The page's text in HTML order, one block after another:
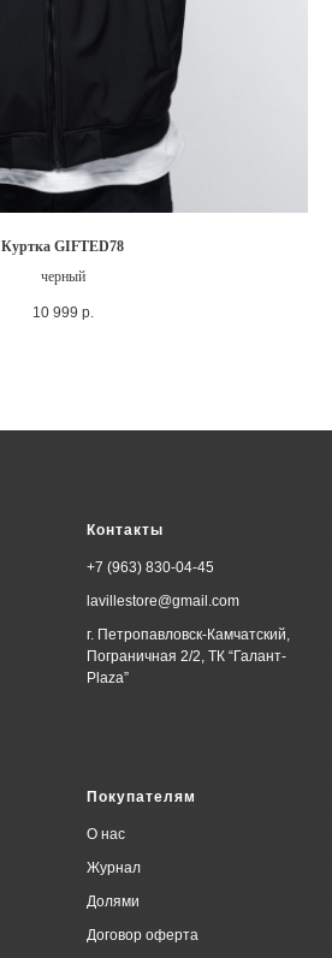
Куртка GIFTED78
черный
10 999 р.
Контакты
+7 (963) 830-04-45
lavillestore@gmail.com
г. Петропавловск-Камчатский,
Пограничная 2/2, ТК “Галант-
Plaza”
Покупателям
О нас
Журнал
Долями
Договор оферта